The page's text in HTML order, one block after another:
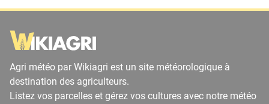
Agri météo par Wikiagri est un site météorologique à
destination des agriculteurs.
Listez vos parcelles et gérez vos cultures avec notre météo